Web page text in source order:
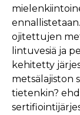
ojitettujen
lintuvesiä ja
kehitetty
metsälajiston
tietenkin?